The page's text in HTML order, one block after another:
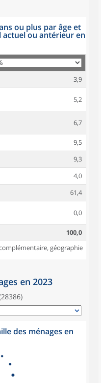
ou plus par âge et
ou antérieur en
3,9
5,2
6,7
9,5
9,3
4,0
61,4
0,0
100,0
géographie
en 2023
des ménages en